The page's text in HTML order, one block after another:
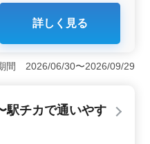
は経営者を支える社会
企業の成長に貢献する機
念できるよう、労務管理
セスが可能です。周囲に
いた雰囲気の中で仕事
詳しく見る
間 2026/06/30〜2026/09/29
駅チカで通いやす